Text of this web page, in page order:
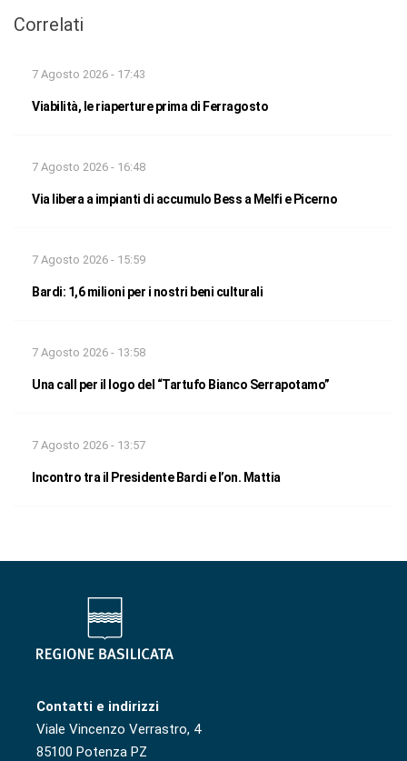
Correlati
7 Agosto 2026 - 17:43
Viabilità, le riaperture prima di Ferragosto
7 Agosto 2026 - 16:48
Via libera a impianti di accumulo Bess a Melfi e Picerno
7 Agosto 2026 - 15:59
Bardi: 1,6 milioni per i nostri beni culturali
7 Agosto 2026 - 13:58
Una call per il logo del “Tartufo Bianco Serrapotamo”
7 Agosto 2026 - 13:57
Incontro tra il Presidente Bardi e l’on. Mattia
Contatti e indirizzi
Viale Vincenzo Verrastro, 4
85100 Potenza PZ